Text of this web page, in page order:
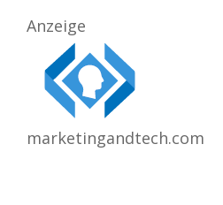
Anzeige
marketingandtech.com